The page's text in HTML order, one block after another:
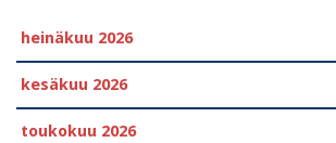
heinäkuu 2026
kesäkuu 2026
toukokuu 2026